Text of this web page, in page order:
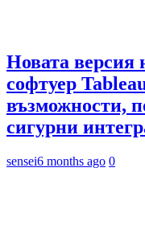
Новата версия
софтуер
възможности,
сигурни
sensei6 months ago 0